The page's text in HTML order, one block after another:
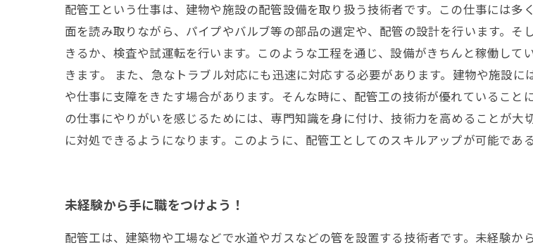
配管工という仕事は、建物や施設の配管設備を取り扱う技術者です。この仕事には
面を読み取りながら、パイプやバルブ等の部品の選定や、配管の設計を行います。
きるか、検査や試運転を行います。このような工程を通じ、設備がきちんと稼働し
きます。 また、急なトラブル対応にも迅速に対応する必要があります。建物や施設
や仕事に支障をきたす場合があります。そんな時に、配管工の技術が優れているこ
の仕事にやりがいを感じるためには、専門知識を身に付け、技術力を高めることが
に対処できるようになります。このように、配管工としてのスキルアップが可能であ
未経験から手に職をつけよう！
配管工は、建築物や工場などで水道やガスなどの管を設置する技術者です。未経験